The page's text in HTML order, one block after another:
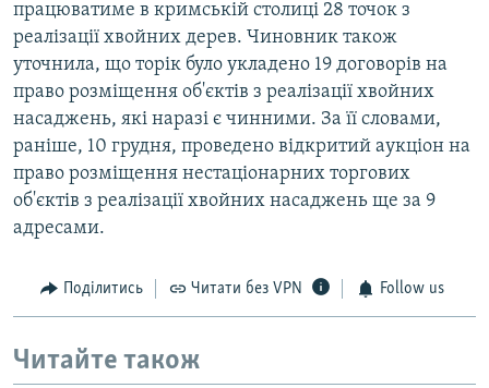
працюватиме в кримській столиці 28 точок з
реалізації хвойних дерев. Чиновник також
уточнила, що торік було укладено 19 договорів на
право розміщення об'єктів з реалізації хвойних
насаджень, які наразі є чинними. За її словами,
раніше, 10 грудня, проведено відкритий аукціон на
право розміщення нестаціонарних торгових
об'єктів з реалізації хвойних насаджень ще за 9
адресами.
Поділитись Читати без VPN Follow us
Читайте також